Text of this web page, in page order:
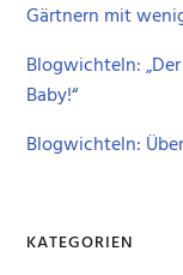
Gärtnern mit
Blogwichteln:
Baby!“
Blogwichteln:
KATEGORIEN